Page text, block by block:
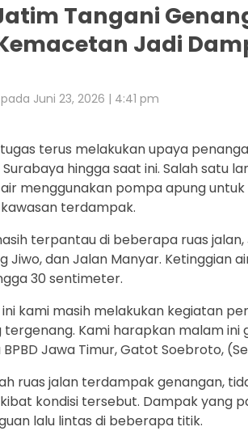
Tangani
Jadi
pada Juni 23, 2026 | 4:41 pm
terus melakukan upaya
hingga saat ini. Salah satu
menggunakan pompa apung
terdampak.
terpantau di beberapa ruas jalan,
Jiwo, dan Jalan Manyar. Ketinggian
30 sentimeter.
ini kami masih melakukan kegiatan
Kami harapkan malam ini
Jawa Timur, Gatot Soebroto,
ruas jalan terdampak genangan,
kondisi tersebut. Dampak yang
lalu lintas di beberapa titik.